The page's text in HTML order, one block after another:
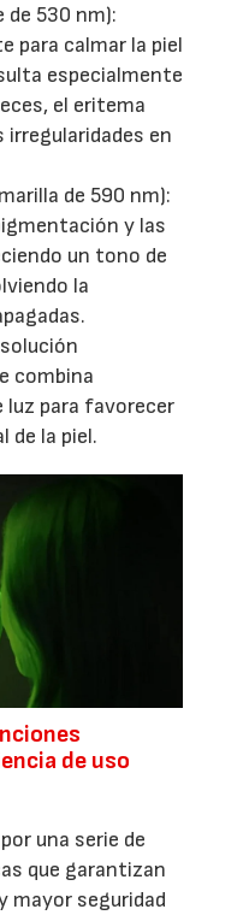
de 530 nm):
para calmar la piel
especialmente
el eritema
irregularidades en
de 590 nm):
y las
un tono de
la
combina
luz para favorecer
de la piel.
de uso
una serie de
que garantizan
mayor seguridad